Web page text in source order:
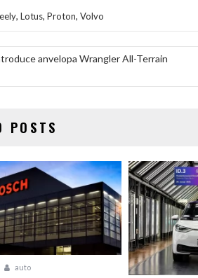
, Lotus, Proton, Volvo
anvelopa Wrangler All-Terrain
POSTS
auto